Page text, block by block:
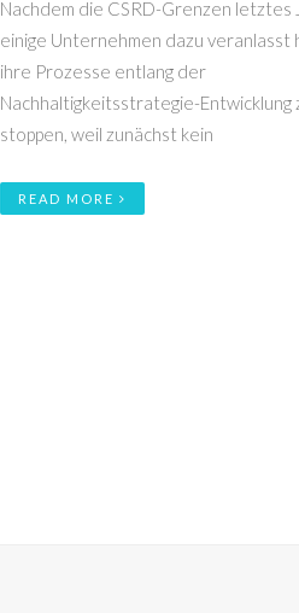
Nachdem die CSRD-Grenzen letztes
einige Unternehmen dazu veranlasst
ihre Prozesse entlang der
Nachhaltigkeitsstrategie-Entwicklung
stoppen, weil zunächst kein
READ MORE